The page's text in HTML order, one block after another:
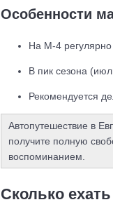
Особенности
На М-4 регулярно
В пик сезона
Рекомендуется
Автопутешествие в
получите полную
воспоминанием.
Сколько